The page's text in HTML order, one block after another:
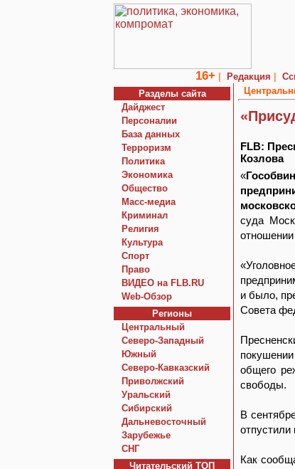
16+ | Редакция |
Разделы сайта
Дайджест
Персоналии
База данных
Терроризм
Политика
Экономика
Общество
Macc-медиа
Криминал
Религия
Культура
Спорт
Право
ВИДЕО на FLB.RU
Web-Обзор
Регионы
Центральный
Северо-Западный
Южный
Северо-Кавказский
Приволжский
Уральский
Сибирский
Дальневосточный
Зарубежье
СНГ
Читательский TOП
FLB:
Козлова
«
суда
и было,
Совета
общего
свободы.
В
отпустили
Как